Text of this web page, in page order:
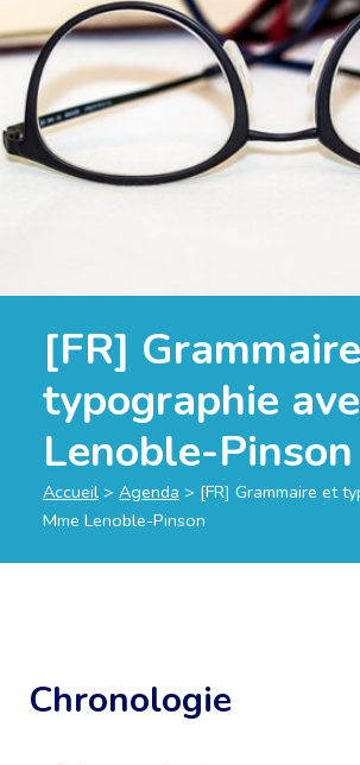
[FR]
typographie
Lenoble-Pinson
Accueil > Agenda > [FR] Grammaire et
Mme Lenoble-Pinson
Chronologie